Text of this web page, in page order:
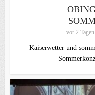
vor 2 Tagen
Kaiserwetter und